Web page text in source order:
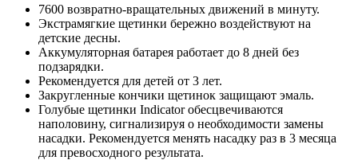
7600 возвратно-вращательных движений в минуту.
Экстрамягкие щетинки бережно воздействуют на
детские десны.
Аккумуляторная батарея работает до 8 дней без
подзарядки.
Рекомендуется для детей от 3 лет.
Закругленные кончики щетинок защищают эмаль.
Голубые щетинки Indicator обесцвечиваются
наполовину, сигнализируя о необходимости замены
насадки. Рекомендуется менять насадку раз в 3 месяца
для превосходного результата.